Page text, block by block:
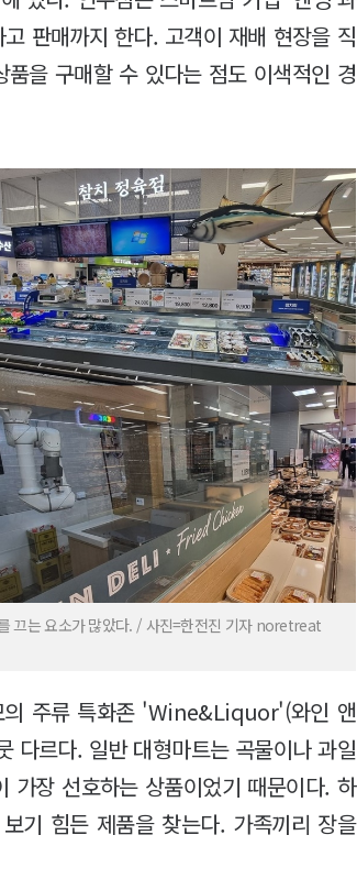
판매까지 한다. 고객이 재배 현장을 직
을 구매할 수 있다는 점도 이색적인 경
끄는 요소가 많았다. / 사진=한전진 기자 noretreat
의 주류 특화존 'Wine&Liquor'(와인 앤
다르다. 일반 대형마트는 곡물이나 과일
가장 선호하는 상품이었기 때문이다. 하
기 힘든 제품을 찾는다. 가족끼리 장을